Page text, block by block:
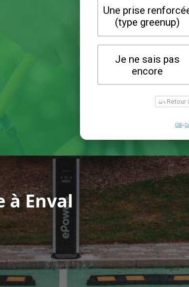
à Enval